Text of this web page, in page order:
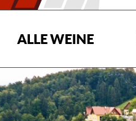
ALLE WEINE